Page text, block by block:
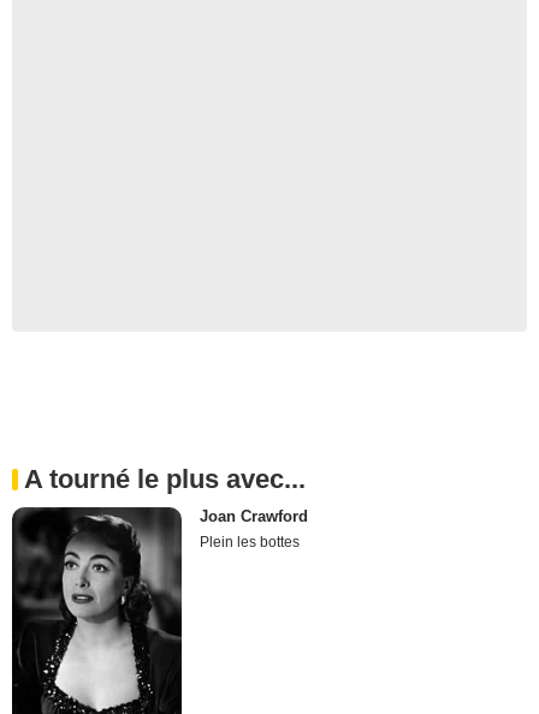
A tourné le plus avec...
Joan Crawford
Plein les bottes